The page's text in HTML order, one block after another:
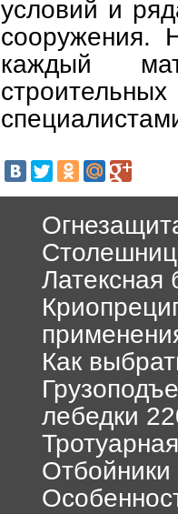
условий и
сооружения.
каждый
Латексная
Как
лебедки
Отбойники